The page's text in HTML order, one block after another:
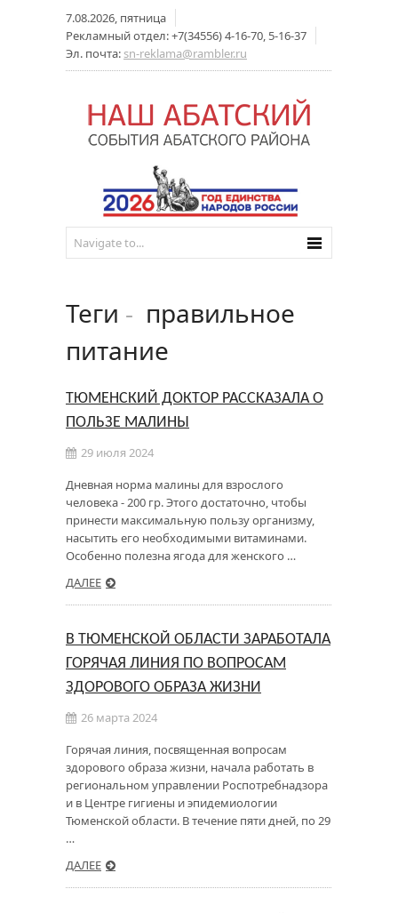
7.08.2026, пятница
Рекламный отдел: +7(34556) 4-16-70, 5-16-37
Эл. почта: sn-reklama@rambler.ru
Теги - правильное
питание
ТЮМЕНСКИЙ ДОКТОР РАССКАЗАЛА О
ПОЛЬЗЕ МАЛИНЫ
29 июля 2024
Дневная норма малины для взрослого
человека - 200 гр. Этого достаточно, чтобы
принести максимальную пользу организму,
насытить его необходимыми витаминами.
Особенно полезна ягода для женского …
ДАЛЕЕ
В ТЮМЕНСКОЙ ОБЛАСТИ ЗАРАБОТАЛА
ГОРЯЧАЯ ЛИНИЯ ПО ВОПРОСАМ
ЗДОРОВОГО ОБРАЗА ЖИЗНИ
26 марта 2024
Горячая линия, посвященная вопросам
здорового образа жизни, начала работать в
региональном управлении Роспотребнадзора
и в Центре гигиены и эпидемиологии
Тюменской области. В течение пяти дней, по 29
…
ДАЛЕЕ